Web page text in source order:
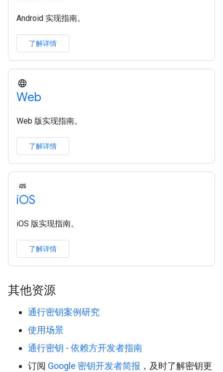
Android 实现指南。
了解详情
Web
Web 版实现指南。
了解详情
iOS
iOS 版实现指南。
了解详情
其他资源
通行密钥案例研究
使用场景
通行密钥 - 依赖方开发者指南
订阅 Google 密钥开发者简报 ，及时了解密钥更